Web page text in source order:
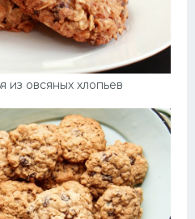
из овсяных хлопьев